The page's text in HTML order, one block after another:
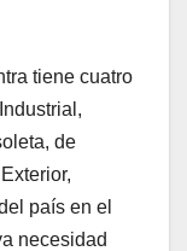
tiene cuatro
de
país en el
necesidad